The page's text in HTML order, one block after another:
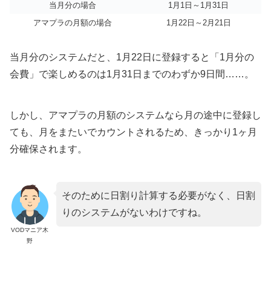
当月分の場合
1月1日～1月31日
アマプラの月額の場合
1月22日～2月21日
当月分のシステムだと、1月22日に登録すると「1月分の
会費」で楽しめるのは1月31日までのわずか9日間……。
しかし、アマプラの月額のシステムなら月の途中に登録し
ても、月をまたいでカウントされるため、きっかり1ヶ月
分確保されます。
VODマニア木
野
そのために日割り計算する必要がなく、日割
りのシステムがないわけですね。